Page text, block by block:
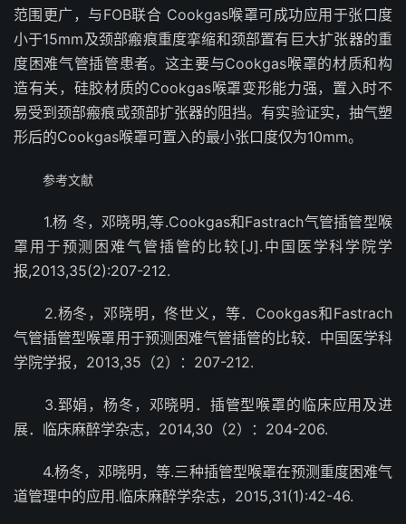
范围更广，与FOB联合 Cookgas喉罩可成功应用于张口度
小于15mm及颈部瘢痕重度挛缩和颈部置有巨大扩张器的重
度困难气管插管患者。这主要与Cookgas喉罩的材质和构
造有关，硅胶材质的Cookgas喉罩变形能力强，置入时不
易受到颈部瘢痕或颈部扩张器的阻挡。有实验证实，抽气塑
形后的Cookgas喉罩可置入的最小张口度仅为10mm。
参考文献
1.杨 冬，邓晓明,等.Cookgas和Fastrach气管插管型喉
罩用于预测困难气管插管的比较[J].中国医学科学院学
报,2013,35(2):207-212.
2.杨冬，邓晓明，佟世义，等．Cookgas和Fastrach
气管插管型喉罩用于预测困难气管插管的比较．中国医学科
学院学报，2013,35（2）：207-212.
3.郅娟，杨冬，邓晓明．插管型喉罩的临床应用及进
展．临床麻醉学杂志，2014,30（2）：204-206.
4.杨冬，邓晓明，等.三种插管型喉罩在预测重度困难气
道管理中的应用.临床麻醉学杂志，2015,31(1):42-46.